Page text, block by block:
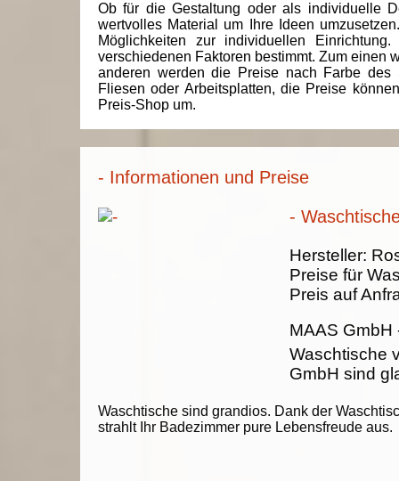
Ob für die Gestaltung oder als individuelle
wertvolles Material um Ihre Ideen
Möglichkeiten zur individuellen
verschiedenen Faktoren bestimmt. Zum einen
anderen werden die Preise nach Farbe des
Fliesen oder Arbeitsplatten, die Preise
Preis-Shop um.
- Informationen und Preise
-
Waschtische sind grandios. Dank der
strahlt Ihr Badezimmer pure Lebensfreude aus.
Hersteller:
Preise für
Preis auf
MAAS GmbH
Waschtische
GmbH sind